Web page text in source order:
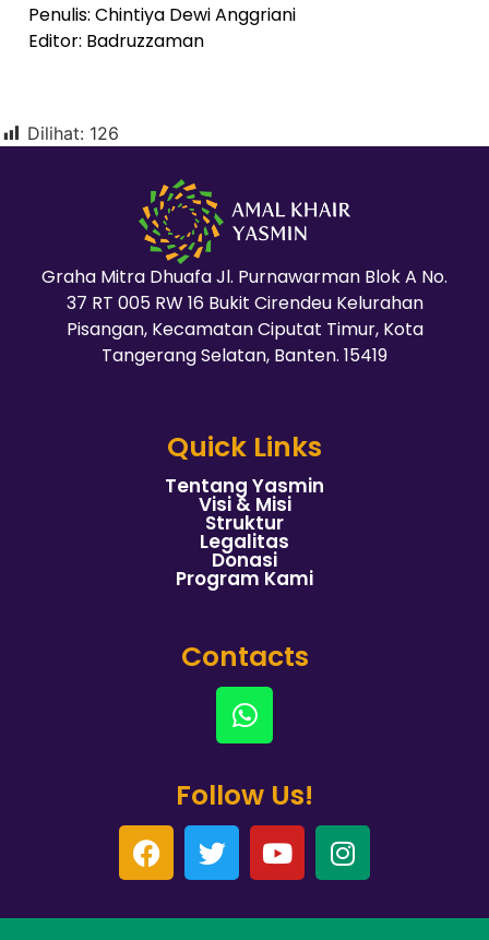
Penulis: Chintiya Dewi Anggriani
Editor: Badruzzaman
Dilihat: 126
Graha Mitra Dhuafa Jl. Purnawarman Blok A No.
37 RT 005 RW 16 Bukit Cirendeu Kelurahan
Pisangan, Kecamatan Ciputat Timur, Kota
Tangerang Selatan, Banten. 15419
Quick Links
Tentang Yasmin
Visi & Misi
Struktur
Legalitas
Donasi
Program Kami
Contacts
Follow Us!